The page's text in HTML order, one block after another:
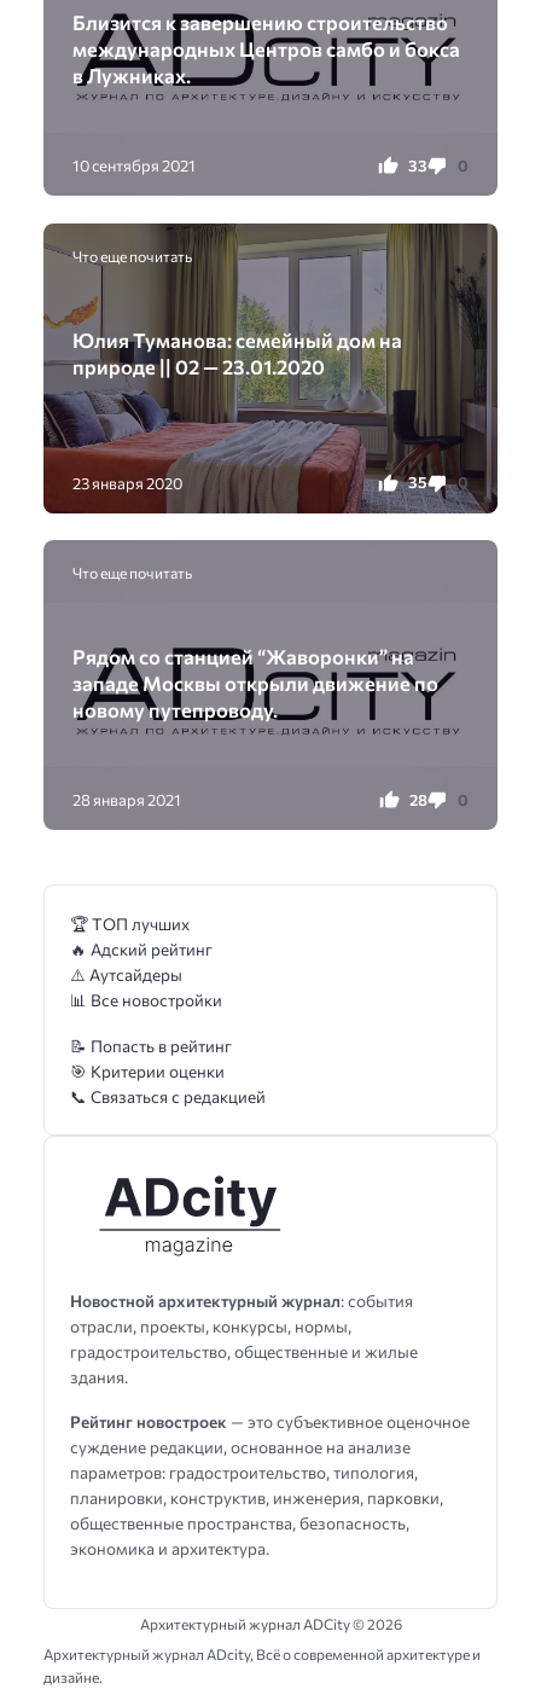
Близится к завершению строительство
международных Центров самбо и бокса
в Лужниках.
10 сентября 2021 33 0
Что еще почитать
Юлия Туманова: семейный дом на
природе || 02 — 23.01.2020
23 января 2020 35 0
Что еще почитать
Рядом со станцией “Жаворонки” на
западе Москвы открыли движение по
новому путепроводу.
28 января 2021 28 0
Новостной архитектурный журнал: события
отрасли, проекты, конкурсы, нормы,
градостроительство, общественные и жилые
здания.
Рейтинг новостроек — это субъективное оценочное
суждение редакции, основанное на анализе
параметров: градостроительство, типология,
планировки, конструктив, инженерия, парковки,
общественные пространства, безопасность,
экономика и архитектура.
🏆 ТОП лучших
🔥 Адский рейтинг
⚠️ Аутсайдеры
📊 Все новостройки
📝 Попасть в рейтинг
🎯 Критерии оценки
📞 Связаться с редакцией
Архитектурный журнал ADCity ©2026
Архитектурный журнал ADсity, Всё о современной архитектуре и
дизайне.